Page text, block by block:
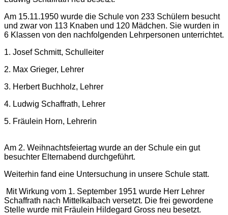
Am 15.11.1950 wurde die Schule von 233 Schülern besucht
und zwar von 113 Knaben und 120 Mädchen. Sie wurden in
6 Klassen von den nachfolgenden Lehrpersonen unterrichtet.
1. Josef Schmitt, Schulleiter
2. Max Grieger, Lehrer
3. Herbert Buchholz, Lehrer
4. Ludwig Schaffrath, Lehrer
5. Fräulein Horn, Lehrerin
Am 2. Weihnachtsfeiertag wurde an der Schule ein gut
besuchter Elternabend durchgeführt.
Weiterhin fand eine Untersuchung in unsere Schule statt.
Mit Wirkung vom 1. September 1951 wurde Herr Lehrer
Schaffrath nach Mittelkalbach versetzt. Die frei gewordene
Stelle wurde mit Fräulein Hildegard Gross neu besetzt.